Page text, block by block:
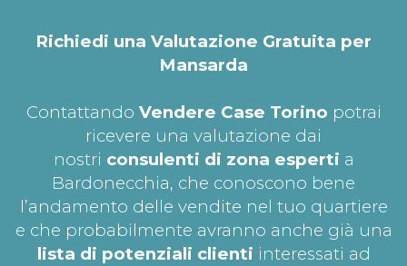
Richiedi una Valutazione Gratuita per
Mansarda
Contattando Vendere Case Torino potrai
ricevere una valutazione dai
nostri consulenti di zona esperti a
Bardonecchia, che conoscono bene
l’andamento delle vendite nel tuo quartiere
e che probabilmente avranno anche già una
lista di potenziali clienti interessati ad